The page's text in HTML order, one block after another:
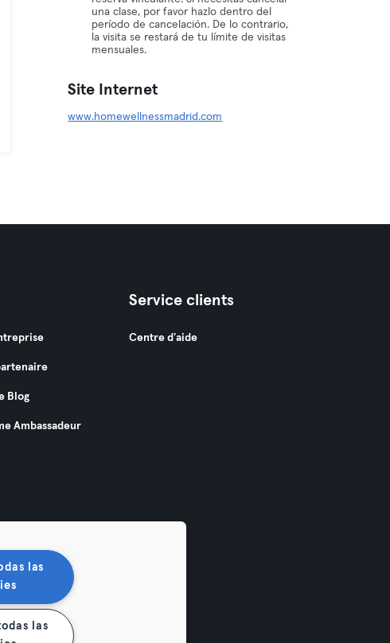
una clase, por favor hazlo dentro del
período de cancelación. De lo contrario,
la visita se restará de tu límite de visitas
mensuales.
Site Internet
www.homewellnessmadrid.com
Blog
Ambassadeur
Service clients
Centre d'aide
las
las